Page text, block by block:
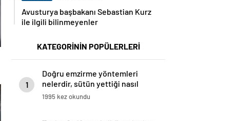
Avusturya başbakanı Sebastian Kurz
ile ilgili bilinmeyenler
KATEGORİNİN POPÜLERLERİ
1
Doğru emzirme yöntemleri
nelerdir, sütün yettiği nasıl
anlaşılır?
1995 kez okundu